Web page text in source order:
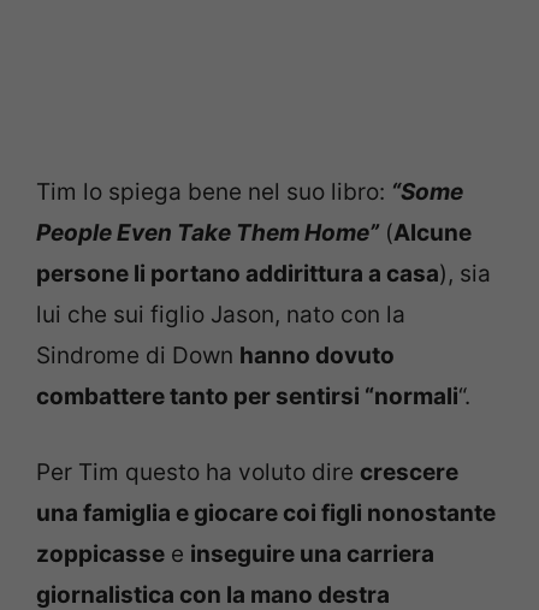
Tim lo spiega bene nel suo libro: “Some
People Even Take Them Home” (Alcune
persone li portano addirittura a casa), sia
lui che sui figlio Jason, nato con la
Sindrome di Down hanno dovuto
combattere tanto per sentirsi “normali“.
Per Tim questo ha voluto dire crescere
una famiglia e giocare coi figli nonostante
zoppicasse e inseguire una carriera
giornalistica con la mano destra